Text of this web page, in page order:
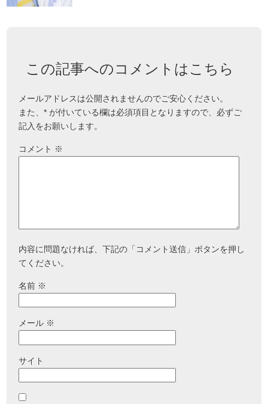
この記事へのコメントはこちら
メールアドレスは公開されませんのでご安心ください。
また、* が付いている欄は必須項目となりますので、必ずご
記入をお願いします。
コメント ※
内容に問題なければ、下記の「コメント送信」ボタンを押し
てください。
名前 ※
メール ※
サイト